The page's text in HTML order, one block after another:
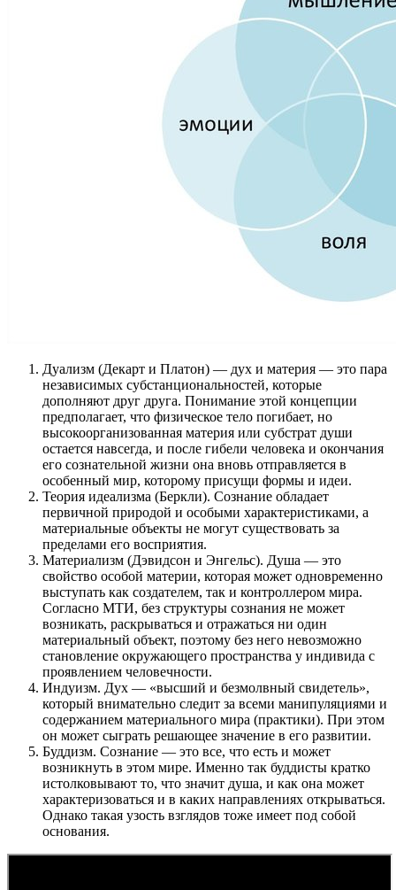
Дуализм (Декарт и Платон) — дух и материя — это пара
независимых субстанциональностей, которые
дополняют друг друга. Понимание этой концепции
предполагает, что физическое тело погибает, но
высокоорганизованная материя или субстрат души
остается навсегда, и после гибели человека и окончания
его сознательной жизни она вновь отправляется в
особенный мир, которому присущи формы и идеи.
Теория идеализма (Беркли). Сознание обладает
первичной природой и особыми характеристиками, а
материальные объекты не могут существовать за
пределами его восприятия.
Материализм (Дэвидсон и Энгельс). Душа — это
свойство особой материи, которая может одновременно
выступать как создателем, так и контроллером мира.
Согласно МТИ, без структуры сознания не может
возникать, раскрываться и отражаться ни один
материальный объект, поэтому без него невозможно
становление окружающего пространства у индивида с
проявлением человечности.
Индуизм. Дух — «высший и безмолвный свидетель»,
который внимательно следит за всеми манипуляциями и
содержанием материального мира (практики). При этом
он может сыграть решающее значение в его развитии.
Буддизм. Сознание — это все, что есть и может
возникнуть в этом мире. Именно так буддисты кратко
истолковывают то, что значит душа, и как она может
характеризоваться и в каких направлениях открываться.
Однако такая узость взглядов тоже имеет под собой
основания.